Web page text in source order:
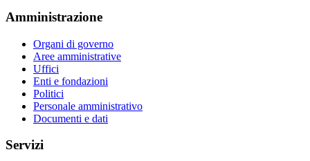
Amministrazione
Organi di governo
Aree amministrative
Uffici
Enti e fondazioni
Politici
Personale amministrativo
Documenti e dati
Servizi